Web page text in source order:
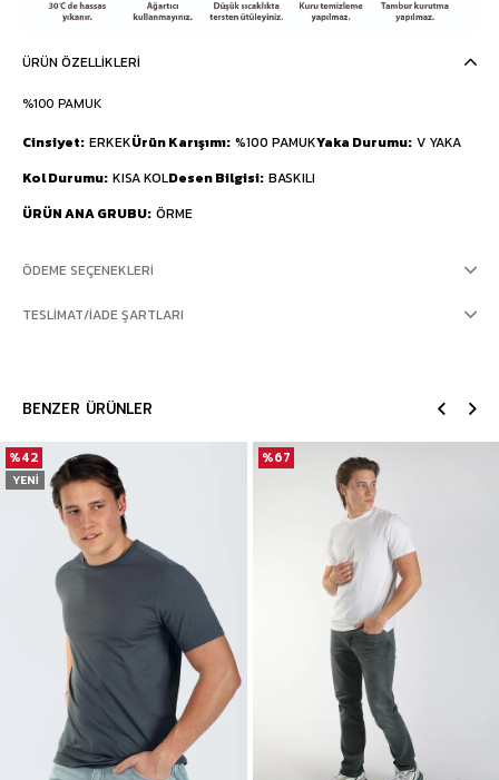
ÜRÜN ÖZELLIKLERI
%100 PAMUK
Cinsiyet ERKEKÜrün Karışımı %100 PAMUKYaka Durumu V YAKA
Kol Durumu KISA KOLDesen Bilgisi BASKILI
ÜRÜN ANA GRUBU ÖRME
ÖDEME SEÇENEKLERI
TESLIMAT/İADE ŞARTLARI
BENZER ÜRÜNLER
%42
YENI
%67